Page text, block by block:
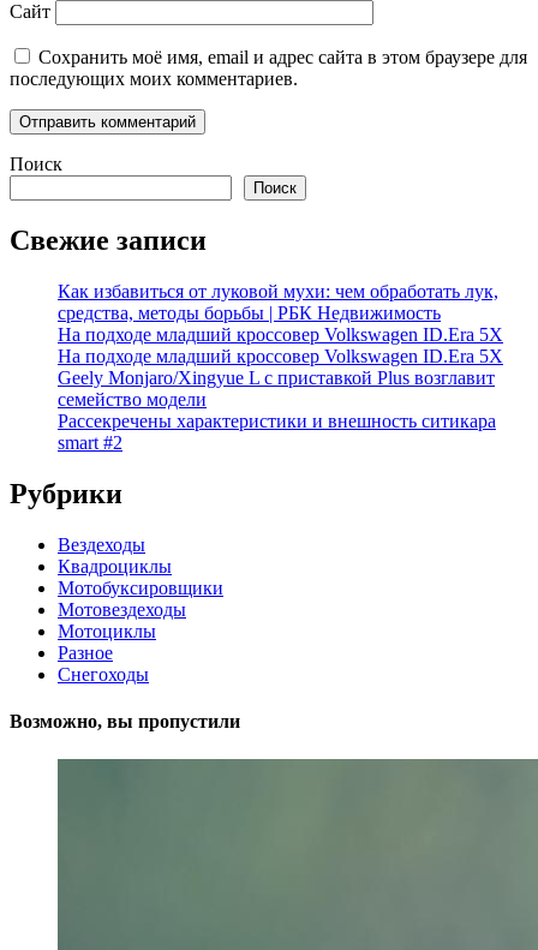
Сайт
Сохранить моё имя, email и адрес сайта в этом браузере для
последующих моих комментариев.
Поиск
Поиск
Свежие записи
Как избавиться от луковой мухи: чем обработать лук,
средства, методы борьбы | РБК Недвижимость
На подходе младший кроссовер Volkswagen ID.Era 5X
На подходе младший кроссовер Volkswagen ID.Era 5X
Geely Monjaro/Xingyue L с приставкой Plus возглавит
семейство модели
Рассекречены характеристики и внешность ситикара
smart #2
Рубрики
Вездеходы
Квадроциклы
Мотобуксировщики
Мотовездеходы
Мотоциклы
Разное
Снегоходы
Возможно, вы пропустили